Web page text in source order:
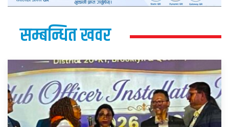
सम्बन्धित खवर